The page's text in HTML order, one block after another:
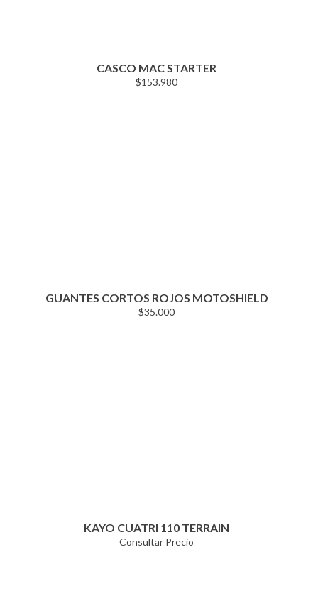
CASCO MAC STARTER
$153.980
GUANTES CORTOS ROJOS MOTOSHIELD
$35.000
KAYO CUATRI 110 TERRAIN
Consultar Precio